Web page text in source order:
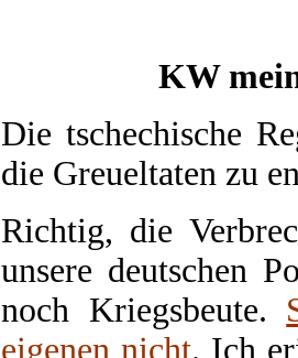
KW
Die tschechische
die Greueltaten zu
Richtig, die
unsere deutschen
noch Kriegsbeute.
eigenen nicht. Ich